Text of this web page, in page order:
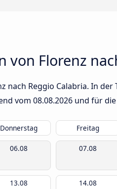
Florenz
nach Reggio Calabria. In
vom 08.08.2026 und für
Donnerstag Freitag
06.08 07.08
13.08 14.08